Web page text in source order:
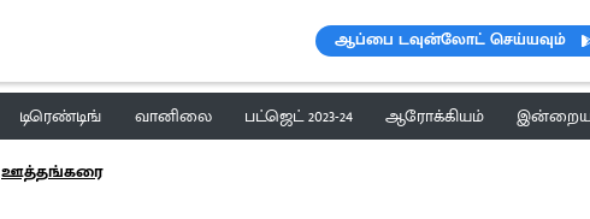
ஆப்பை டவுன்லோட் செய்யவும்
டிரெண்டிங் வானிலை பட்ஜெட் 2023-24 ஆரோக்கியம் இன்றைய
ஊத்தங்கரை